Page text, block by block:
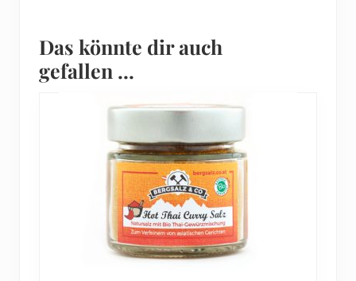
Das könnte dir auch
gefallen …